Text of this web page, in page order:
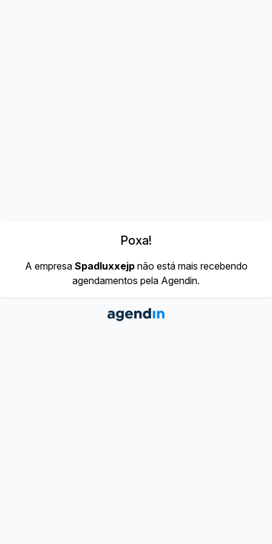
Poxa!
A empresa Spadluxxejpnão está mais recebendo
agendamentos pela Agendin.